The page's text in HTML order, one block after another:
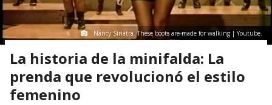
Nancy Sinatra. These boots are made for walking | Youtube.
La historia de la minifalda: La
prenda que revolucionó el estilo
femenino